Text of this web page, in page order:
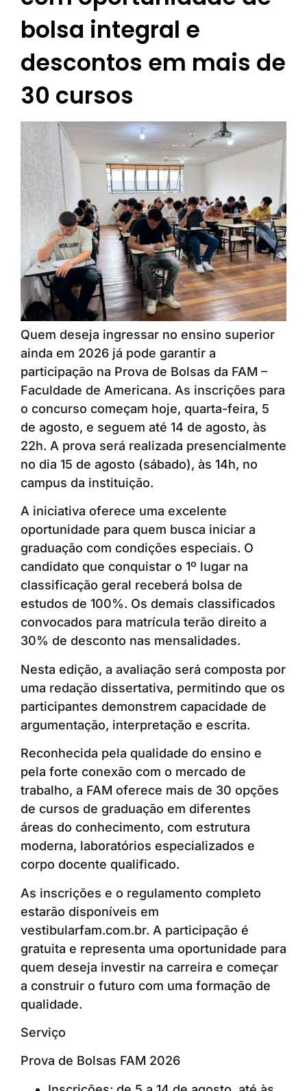
bolsa integral e
descontos em mais de
30 cursos
Quem deseja ingressar no ensino superior
ainda em 2026 já pode garantir a
participação na Prova de Bolsas da FAM –
Faculdade de Americana. As inscrições para
o concurso começam hoje, quarta-feira, 5
de agosto, e seguem até 14 de agosto, às
22h. A prova será realizada presencialmente
no dia 15 de agosto (sábado), às 14h, no
campus da instituição.
A iniciativa oferece uma excelente
oportunidade para quem busca iniciar a
graduação com condições especiais. O
candidato que conquistar o 1º lugar na
classificação geral receberá bolsa de
estudos de 100%. Os demais classificados
convocados para matrícula terão direito a
30% de desconto nas mensalidades.
Nesta edição, a avaliação será composta por
uma redação dissertativa, permitindo que os
participantes demonstrem capacidade de
argumentação, interpretação e escrita.
Reconhecida pela qualidade do ensino e
pela forte conexão com o mercado de
trabalho, a FAM oferece mais de 30 opções
de cursos de graduação em diferentes
áreas do conhecimento, com estrutura
moderna, laboratórios especializados e
corpo docente qualificado.
As inscrições e o regulamento completo
estarão disponíveis em
vestibularfam.com.br. A participação é
gratuita e representa uma oportunidade para
quem deseja investir na carreira e começar
a construir o futuro com uma formação de
qualidade.
Serviço
Prova de Bolsas FAM 2026